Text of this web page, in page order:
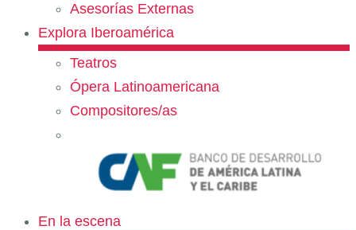
Asesorías Externas
Explora Iberoamérica
Teatros
Ópera Latinoamericana
Compositores/as
En la escena